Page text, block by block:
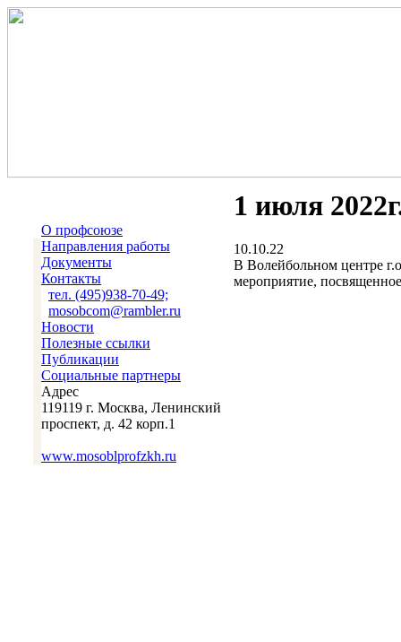
О профсоюзе
Направления работы
Документы
Контакты
тел. (495)938-70-49;
mosobcom@rambler.ru
Новости
Полезные ссылки
Публикации
Социальные партнеры
Адрес
119119 г. Москва, Ленинский
проспект, д. 42 корп.1
www.mosoblprofzkh.ru
1 июля
10.10.22
В Волейбольном центре
мероприятие,